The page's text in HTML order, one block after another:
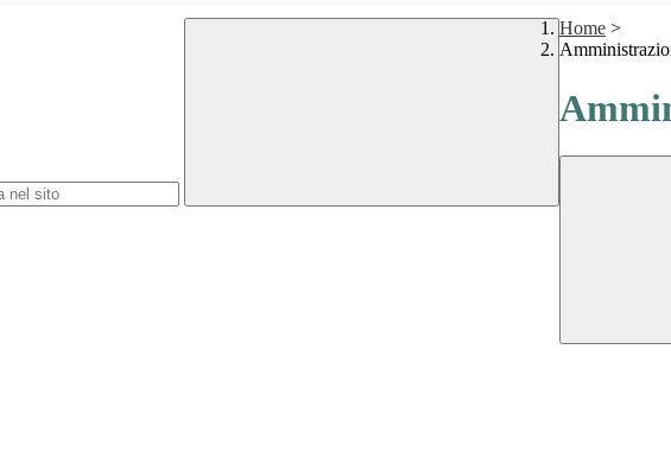
Home >